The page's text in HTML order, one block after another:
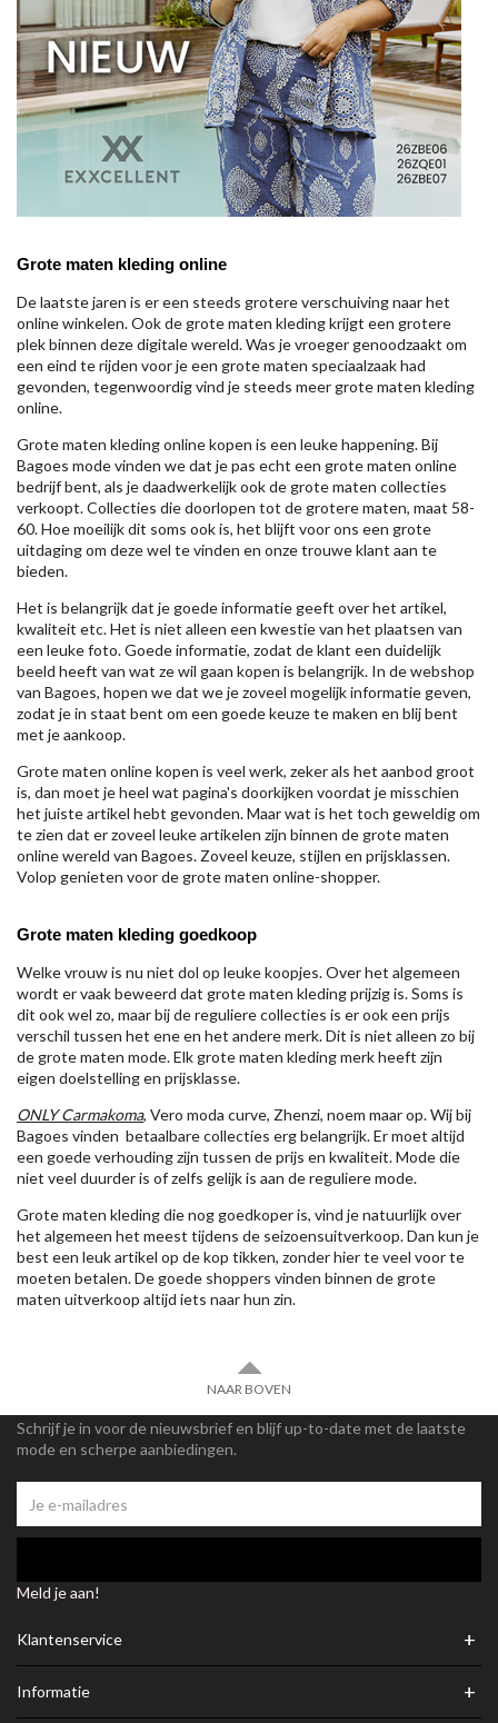
Grote maten kleding online
De laatste jaren is er een steeds grotere verschuiving naar het
online winkelen. Ook de grote maten kleding krijgt een grotere
plek binnen deze digitale wereld. Was je vroeger genoodzaakt om
een eind te rijden voor je een grote maten speciaalzaak had
gevonden, tegenwoordig vind je steeds meer grote maten kleding
online.
Grote maten kleding online kopen is een leuke happening. Bij
Bagoes mode vinden we dat je pas echt een grote maten online
bedrijf bent, als je daadwerkelijk ook de grote maten collecties
verkoopt. Collecties die doorlopen tot de grotere maten, maat 58-
60. Hoe moeilijk dit soms ook is, het blijft voor ons een grote
uitdaging om deze wel te vinden en onze trouwe klant aan te
bieden.
Het is belangrijk dat je goede informatie geeft over het artikel,
kwaliteit etc. Het is niet alleen een kwestie van het plaatsen van
een leuke foto. Goede informatie, zodat de klant een duidelijk
beeld heeft van wat ze wil gaan kopen is belangrijk. In de webshop
van Bagoes, hopen we dat we je zoveel mogelijk informatie geven,
zodat je in staat bent om een goede keuze te maken en blij bent
met je aankoop.
Grote maten online kopen is veel werk, zeker als het aanbod groot
is, dan moet je heel wat pagina's doorkijken voordat je misschien
het juiste artikel hebt gevonden. Maar wat is het toch geweldig om
te zien dat er zoveel leuke artikelen zijn binnen de grote maten
online wereld van Bagoes. Zoveel keuze, stijlen en prijsklassen.
Volop genieten voor de grote maten online-shopper.
Grote maten kleding goedkoop
Welke vrouw is nu niet dol op leuke koopjes. Over het algemeen
wordt er vaak beweerd dat grote maten kleding prijzig is. Soms is
dit ook wel zo, maar bij de reguliere collecties is er ook een prijs
verschil tussen het ene en het andere merk. Dit is niet alleen zo bij
de grote maten mode. Elk grote maten kleding merk heeft zijn
eigen doelstelling en prijsklasse.
ONLY Carmakoma, Vero moda curve, Zhenzi, noem maar op. Wij bij
Bagoes vinden betaalbare collecties erg belangrijk. Er moet altijd
een goede verhouding zijn tussen de prijs en kwaliteit. Mode die
niet veel duurder is of zelfs gelijk is aan de reguliere mode.
Grote maten kleding die nog goedkoper is, vind je natuurlijk over
het algemeen het meest tijdens de seizoensuitverkoop. Dan kun je
best een leuk artikel op de kop tikken, zonder hier te veel voor te
moeten betalen. De goede shoppers vinden binnen de grote
maten uitverkoop altijd iets naar hun zin.
NAAR BOVEN
Schrijf je in voor de nieuwsbrief en blijf up-to-date met de laatste
mode en scherpe aanbiedingen.
Meld je aan!
Klantenservice +
Informatie +